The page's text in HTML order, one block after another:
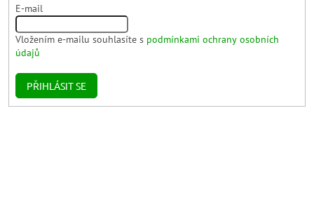
E-mail
Vložením e-mailu souhlasíte s podmínkami ochrany osobních
údajů
PŘIHLÁSIT SE